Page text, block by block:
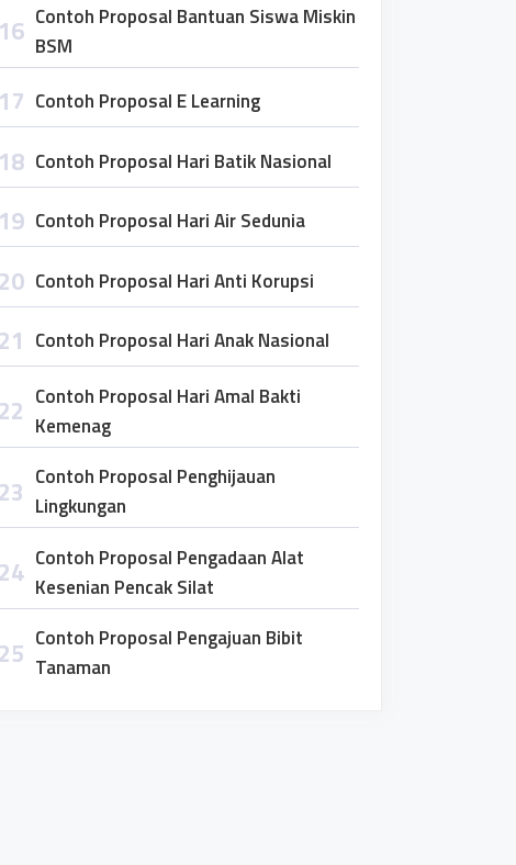
Contoh Proposal Bantuan Siswa Miskin
BSM
Contoh Proposal E Learning
Contoh Proposal Hari Batik Nasional
Contoh Proposal Hari Air Sedunia
Contoh Proposal Hari Anti Korupsi
Contoh Proposal Hari Anak Nasional
Contoh Proposal Hari Amal Bakti
Kemenag
Contoh Proposal Penghijauan
Lingkungan
Contoh Proposal Pengadaan Alat
Kesenian Pencak Silat
Contoh Proposal Pengajuan Bibit
Tanaman